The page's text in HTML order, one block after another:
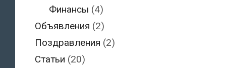
Финансы (4)
Объявления (2)
Поздравления (2)
Статьи (20)